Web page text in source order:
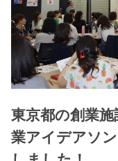
東京都の創業
業アイデアソ